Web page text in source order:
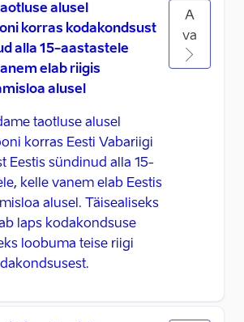
alusel
korras kodakondsust
alla 15-aastastele
elab riigis
alusel
taotluse alusel
korras Eesti Vabariigi
Eestis sündinud alla 15-
kelle vanem elab Eestis
alusel. Täisealiseks
laps kodakondsuse
loobuma teise riigi
A
va